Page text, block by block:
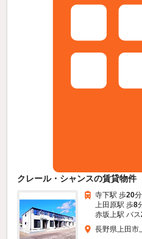
クレール・シャンスの賃貸物件
寺下駅 歩20
上田原駅 歩8
赤坂上駅 バス
長野県上田市